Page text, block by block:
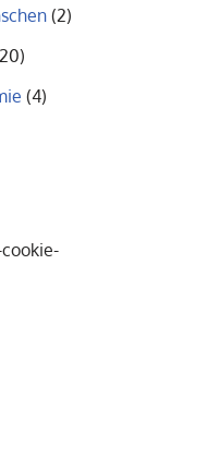
(2)
(4)